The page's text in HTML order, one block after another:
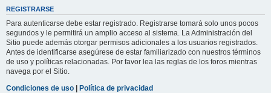
REGISTRARSE
Para autenticarse debe estar registrado. Registrarse tomará solo unos pocos
segundos y le permitirá un amplio acceso al sistema. La Administración del
Sitio puede además otorgar permisos adicionales a los usuarios registrados.
Antes de identificarse asegúrese de estar familiarizado con nuestros términos
de uso y políticas relacionadas. Por favor lea las reglas de los foros mientras
navega por el Sitio.
Condiciones de uso | Política de privacidad